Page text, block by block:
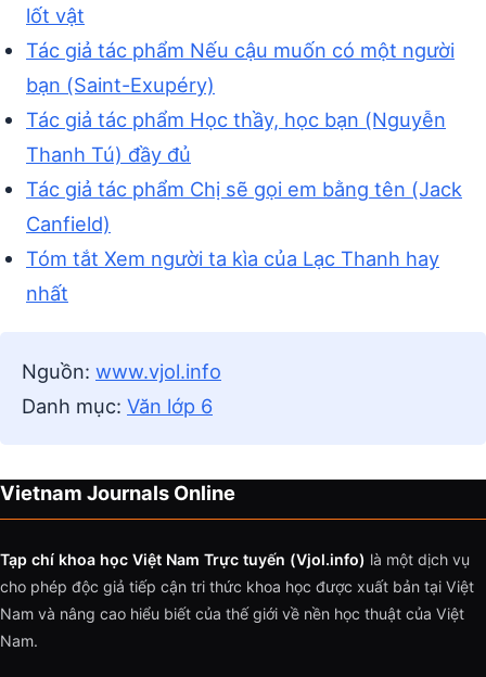
lốt vật
Tác giả tác phẩm Nếu cậu muốn có một người
bạn (Saint-Exupéry)
Tác giả tác phẩm Học thầy, học bạn (Nguyễn
Thanh Tú) đầy đủ
Tác giả tác phẩm Chị sẽ gọi em bằng tên (Jack
Canfield)
Tóm tắt Xem người ta kìa của Lạc Thanh hay
nhất
Nguồn: www.vjol.info
Danh mục: Văn lớp 6
Vietnam Journals Online
Tạp chí khoa học Việt Nam Trực tuyến (Vjol.info) là một dịch vụ
cho phép độc giả tiếp cận tri thức khoa học được xuất bản tại Việt
Nam và nâng cao hiểu biết của thế giới về nền học thuật của Việt
Nam.